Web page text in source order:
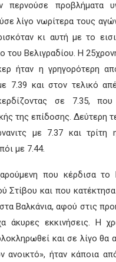
περνούσε προβλήματα
λίγο νωρίτερα τους
κι αυτή με το
του Βελιγραδίου. Η
ήταν η γρηγορότερη
7.39 και στον τελικό
σε 7.35, που
της επίδοσης. Δεύτερη
με 7.37 και τρίτη
με 7.44.
που κέρδισα το
Στίβου και που
Βαλκάνια, αφού στις
άκυρες εκκινήσεις. Η
και σε λίγο θα
ανοικτό», ήταν κάποια